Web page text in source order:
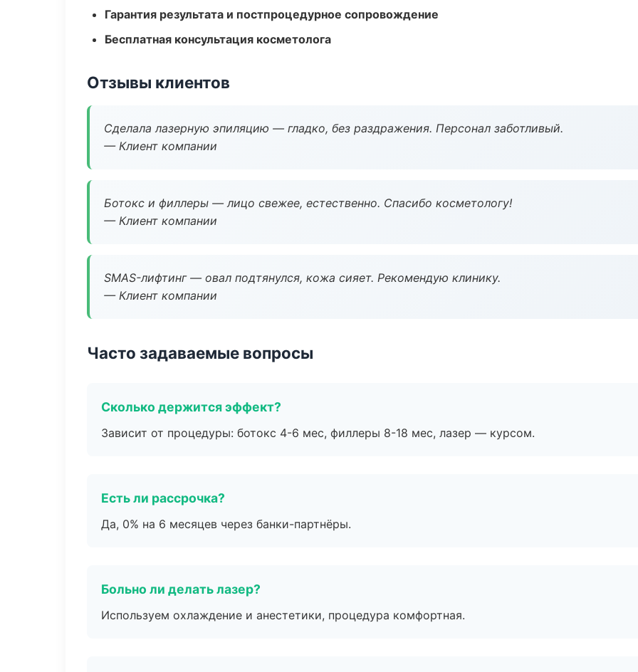
Гарантия результата и постпроцедурное сопровождение
Бесплатная консультация косметолога
Отзывы клиентов
Сделала лазерную эпиляцию — гладко, без раздражения. Персонал заботливый.
— Клиент компании
Ботокс и филлеры — лицо свежее, естественно. Спасибо косметологу!
— Клиент компании
SMAS-лифтинг — овал подтянулся, кожа сияет. Рекомендую клинику.
— Клиент компании
Часто задаваемые вопросы
Сколько держится эффект?
Зависит от процедуры: ботокс 4-6 мес, филлеры 8-18 мес, лазер — курсом.
Есть ли рассрочка?
Да, 0% на 6 месяцев через банки-партнёры.
Больно ли делать лазер?
Используем охлаждение и анестетики, процедура комфортная.